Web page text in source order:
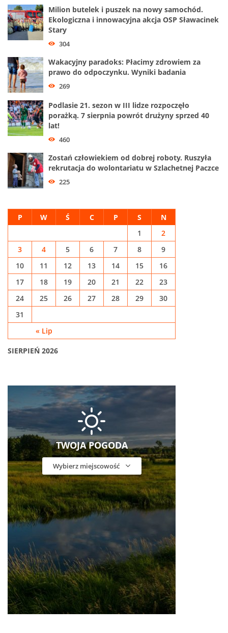
Milion butelek i puszek na nowy samochód.
Ekologiczna i innowacyjna akcja OSP Sławacinek
Stary
304
Wakacyjny paradoks: Płacimy zdrowiem za
prawo do odpoczynku. Wyniki badania
269
Podlasie 21. sezon w III lidze rozpoczęło
porażką. 7 sierpnia powrót drużyny sprzed 40
lat!
460
Zostań człowiekiem od dobrej roboty. Ruszyła
rekrutacja do wolontariatu w Szlachetnej Paczce
225
SIERPIEŃ 2026
P W Ś C P S N
« Lip
1
2
3
4 5 6 7 8
9
10
11 12 13 14 15
16
17
18 19 20 21 22
23
24
25 26 27 28 29
30
31
TWOJA POGODA
Wybierz miejscowość